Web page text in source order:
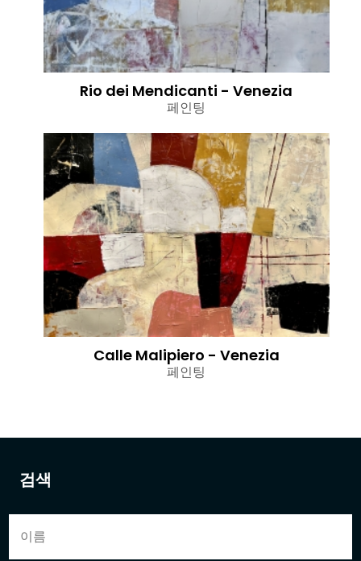
검색
Rio dei Mendicanti - Venezia
페인팅
Calle Malipiero - Venezia
페인팅